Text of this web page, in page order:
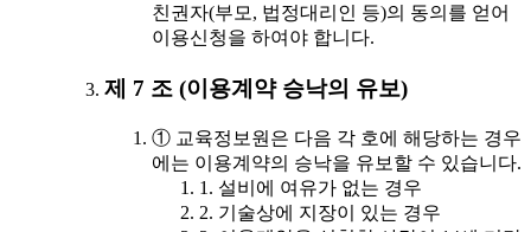
친권자(부모, 법정대리인 등)의 동의를 얻어
이용신청을 하여야 합니다.
제 7 조 (이용계약 승낙의 유보)
① 교육정보원은 다음 각 호에 해당하는 경우
에는 이용계약의 승낙을 유보할 수 있습니다.
1. 설비에 여유가 없는 경우
2. 기술상에 지장이 있는 경우